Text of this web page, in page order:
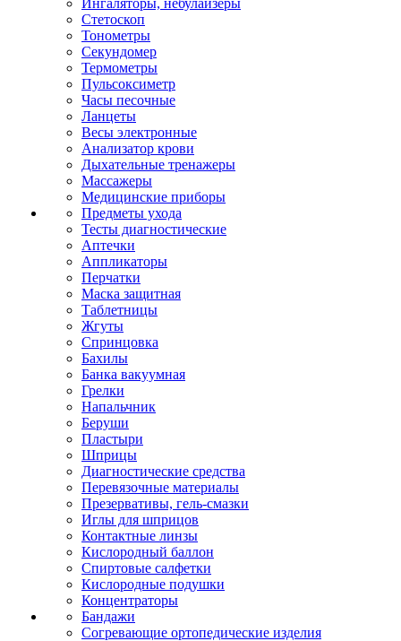
Ингаляторы, небулайзеры
Стетоскоп
Тонометры
Секундомер
Термометры
Пульсоксиметр
Часы песочные
Ланцеты
Весы электронные
Анализатор крови
Дыхательные тренажеры
Массажеры
Медицинские приборы
Предметы ухода
Тесты диагностические
Аптечки
Аппликаторы
Перчатки
Маска защитная
Таблетницы
Жгуты
Спринцовка
Бахилы
Банка вакуумная
Грелки
Напальчник
Беруши
Пластыри
Шприцы
Диагностические средства
Перевязочные материалы
Презервативы, гель-смазки
Иглы для шприцов
Контактные линзы
Кислородный баллон
Спиртовые салфетки
Кислородные подушки
Концентраторы
Бандажи
Согревающие ортопедические изделия